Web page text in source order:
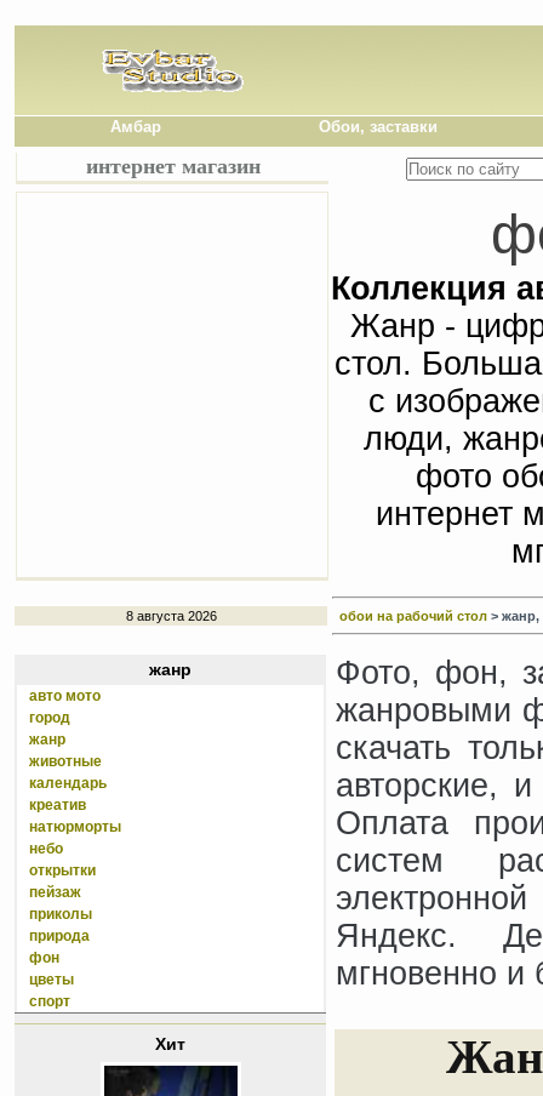
Амбар Обои, заставки
интернет магазин
Коллекция
Жанр -
стол.
с
люди,
фото
интернет
8 августа 2026 обои на рабочий стол > жанр,
жанр
авто мото
город
жанр
животные
календарь
креатив
натюрморты
небо
открытки
пейзаж
приколы
природа
фон
цветы
спорт
Хит
Фото, фон,
жанровыми
скачать
авторские,
Оплата
систем
Яндекс.
мгновенно и